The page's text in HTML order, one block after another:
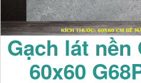
Gạch lát nền
60x60